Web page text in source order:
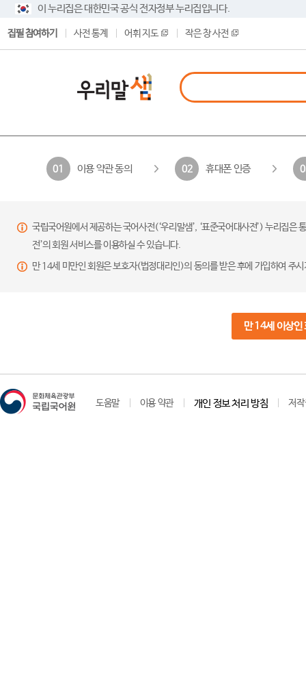
이 누리집은 대한민국 공식 전자정부 누리집입니다.
집필 참여하기 사전 통계 어휘 지도 작은 창 사전
01 이용 약관 동의 02 휴대폰 인증
국립국어원에서 제공하는 국어사전(‘우리말샘’, ‘표준국어대사전’) 누리집
전’의 회원 서비스를 이용하실 수 있습니다.
만 14세 미만인 회원은 보호자(법정대리인)의 동의를 받은 후에 가입하여 주
만 14세 이상인
도움말 이용 약관 개인 정보 처리 방침 저